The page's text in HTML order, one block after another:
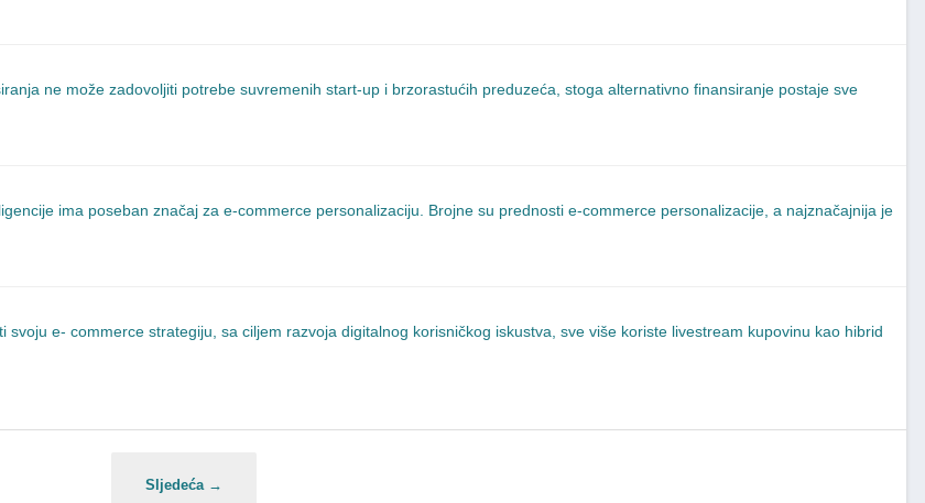
ne može zadovoljiti potrebe suvremenih start-up i brzorastućih preduzeća, stoga alternativno finansiranje postaje sve
ima poseban značaj za e-commerce personalizaciju. Brojne su prednosti e-commerce personalizacije, a najznačajnija je
e- commerce strategiju, sa ciljem razvoja digitalnog korisničkog iskustva, sve više koriste livestream kupovinu kao hibrid
Sljedeća →